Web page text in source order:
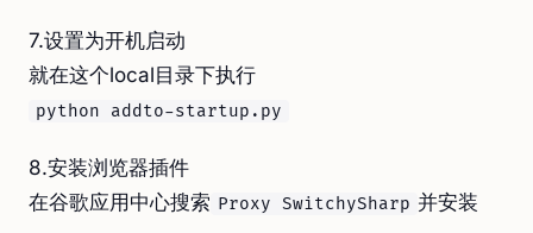
7.设置为开机启动
就在这个local目录下执行
python addto-startup.py
8.安装浏览器插件
在谷歌应用中心搜索 Proxy SwitchySharp 并安装